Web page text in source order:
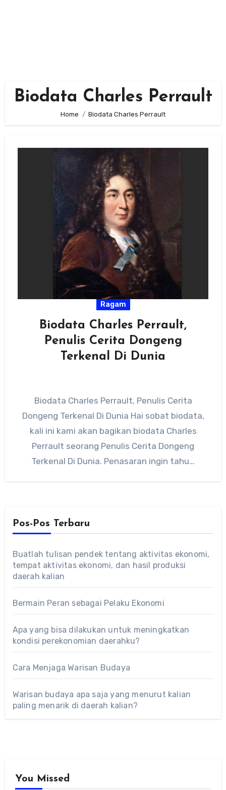
Biodata Charles Perrault
Home Biodata Charles Perrault
Ragam
Biodata Charles Perrault,
Penulis Cerita Dongeng
Terkenal Di Dunia
Biodata Charles Perrault, Penulis Cerita
Dongeng Terkenal Di Dunia Hai sobat biodata,
kali ini kami akan bagikan biodata Charles
Perrault seorang Penulis Cerita Dongeng
Terkenal Di Dunia. Penasaran ingin tahu…
Pos-Pos Terbaru
Buatlah tulisan pendek tentang aktivitas ekonomi,
tempat aktivitas ekonomi, dan hasil produksi
daerah kalian
Bermain Peran sebagai Pelaku Ekonomi
Apa yang bisa dilakukan untuk meningkatkan
kondisi perekonomian daerahku?
Cara Menjaga Warisan Budaya
Warisan budaya apa saja yang menurut kalian
paling menarik di daerah kalian?
You Missed